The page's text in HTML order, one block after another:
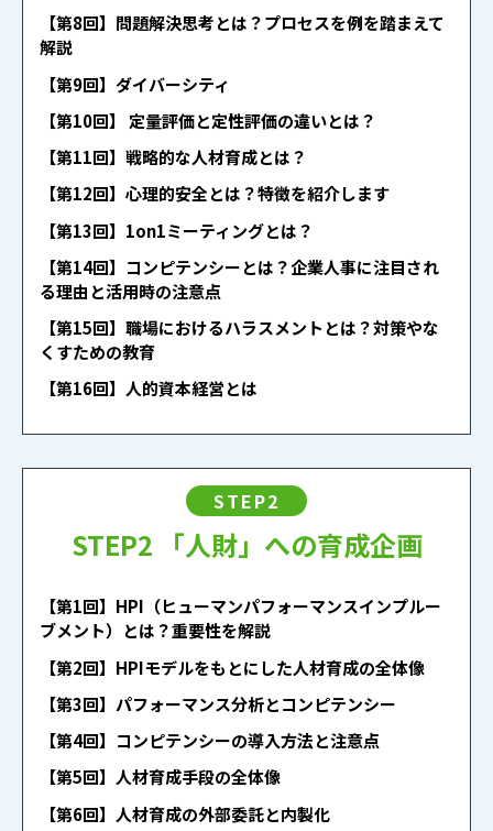
【第8回】問題解決思考とは？プロセスを例を踏まえて
解説
【第9回】ダイバーシティ
【第10回】 定量評価と定性評価の違いとは？
【第11回】戦略的な人材育成とは？
【第12回】心理的安全とは？特徴を紹介します
【第13回】1on1ミーティングとは？
【第14回】コンピテンシーとは？企業人事に注目され
る理由と活用時の注意点
【第15回】職場におけるハラスメントとは？対策やな
くすための教育
【第16回】人的資本経営とは
STEP2
STEP2 「人財」への育成企画
【第1回】HPI（ヒューマンパフォーマンスインプルー
ブメント）とは？重要性を解説
【第2回】HPIモデルをもとにした人材育成の全体像
【第3回】パフォーマンス分析とコンピテンシー
【第4回】コンピテンシーの導入方法と注意点
【第5回】人材育成手段の全体像
【第6回】人材育成の外部委託と内製化